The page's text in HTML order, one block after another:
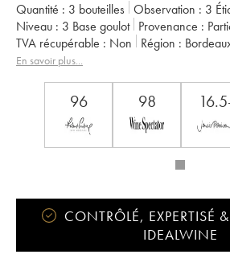
Quantité : 3 bouteilles Observation : 3
Niveau : 3 Base goulot Provenance :
TVA récupérable :
non Région :
Appellation :
En savoir plus...
96 98
CONTRÔLÉ, EXPERTISÉ
IDEALWINE